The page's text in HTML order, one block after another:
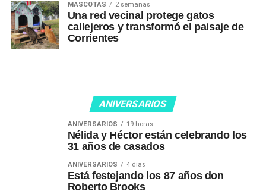
MASCOTAS 2 semanas
Una red vecinal protege gatos
callejeros y transformó el paisaje de
Corrientes
ANIVERSARIOS
ANIVERSARIOS 19 horas
Nélida y Héctor están celebrando los
31 años de casados
ANIVERSARIOS 4 días
Está festejando los 87 años don
Roberto Brooks